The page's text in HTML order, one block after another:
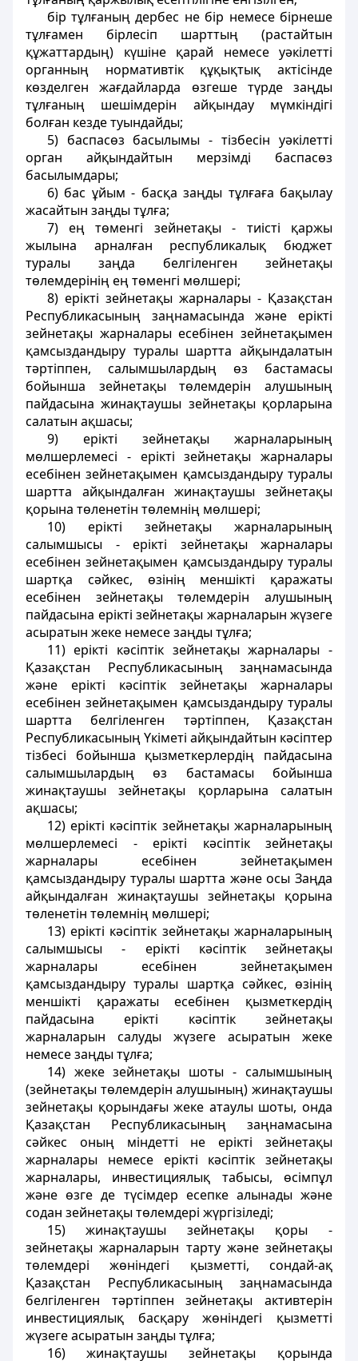
бiр тұлғаның дербес не бiр немесе бiрнеше
тұлғамен бiрлесiп шарттың (растайтын
құжаттардың) күшiне қарай немесе уәкiлеттi
органның нормативтiк құқықтық актiсiнде
көзделген жағдайларда өзгеше түрде заңды
тұлғаның шешiмдерiн айқындау мүмкiндiгi
болған кезде туындайды;
5) баспасөз басылымы - тiзбесiн уәкiлеттi
орган айқындайтын мерзiмдi баспасөз
басылымдары;
6) бас ұйым - басқа заңды тұлғаға бақылау
жасайтын заңды тұлға;
7) ең төменгi зейнетақы - тиiстi қаржы
жылына арналған республикалық бюджет
туралы заңда белгiленген зейнетақы
төлемдерiнiң ең төменгi мөлшерi;
8) ерiктi зейнетақы жарналары - Қазақстан
Республикасының заңнамасында және ерiктi
зейнетақы жарналары есебiнен зейнетақымен
қамсыздандыру туралы шартта айқындалатын
тәртiппен, салымшылардың өз бастамасы
бойынша зейнетақы төлемдерін алушының
пайдасына жинақтаушы зейнетақы қорларына
салатын ақшасы;
9) ерiктi зейнетақы жарналарының
мөлшерлемесі - ерiктi зейнетақы жарналары
есебiнен зейнетақымен қамсыздандыру туралы
шартта айқындалған жинақтаушы зейнетақы
қорына төленетiн төлемнiң мөлшерi;
10) ерiктi зейнетақы жарналарының
салымшысы - ерiктi зейнетақы жарналары
есебiнен зейнетақымен қамсыздандыру туралы
шартқа сәйкес, өзiнiң меншікті қаражаты
есебiнен зейнетақы төлемдерін алушының
пайдасына ерiктi зейнетақы жарналарын жүзеге
асыратын жеке немесе заңды тұлға;
11) ерiктi кәсiптiк зейнетақы жарналары -
Қазақстан Республикасының заңнамасында
және ерiктi кәсiптiк зейнетақы жарналары
есебiнен зейнетақымен қамсыздандыру туралы
шартта белгiленген тәртiппен, Қазақстан
Республикасының Үкiметi айқындайтын кәсiптер
тiзбесi бойынша қызметкерлердiң пайдасына
салымшылардың өз бастамасы бойынша
жинақтаушы зейнетақы қорларына салатын
ақшасы;
12) ерiктi кәсiптiк зейнетақы жарналарының
мөлшерлемесі - ерiктi кәсiптiк зейнетақы
жарналары есебiнен зейнетақымен
қамсыздандыру туралы шартта және осы Заңда
айқындалған жинақтаушы зейнетақы қорына
төленетiн төлемнiң мөлшерi;
13) ерiктi кәсiптiк зейнетақы жарналарының
салымшысы - ерiктi кәсiптiк зейнетақы
жарналары есебiнен зейнетақымен
қамсыздандыру туралы шартқа сәйкес, өзiнiң
меншікті қаражаты есебiнен қызметкердiң
пайдасына ерiктi кәсiптiк зейнетақы
жарналарын салуды жүзеге асыратын жеке
немесе заңды тұлға;
14) жеке зейнетақы шоты - салымшының
(зейнетақы төлемдерін алушының) жинақтаушы
зейнетақы қорындағы жеке атаулы шоты, онда
Қазақстан Республикасының заңнамасына
сәйкес оның мiндеттi не ерiктi зейнетақы
жарналары немесе ерiктi кәсiптiк зейнетақы
жарналары, инвестициялық табысы, өсiмпұл
және өзге де түсiмдер есепке алынады және
содан зейнетақы төлемдерi жүргізіледі;
15) жинақтаушы зейнетақы қоры -
зейнетақы жарналарын тарту және зейнетақы
төлемдерi жөнiндегi қызметтi, сондай-ақ
Қазақстан Республикасының заңнамасында
белгiленген тәртiппен зейнетақы активтерiн
инвестициялық басқару жөнiндегi қызметтi
жүзеге асыратын заңды тұлға;
16) жинақтаушы зейнетақы қорында